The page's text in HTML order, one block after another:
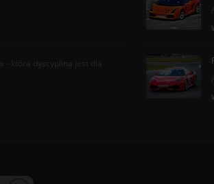
- która dyscyplina jest dla